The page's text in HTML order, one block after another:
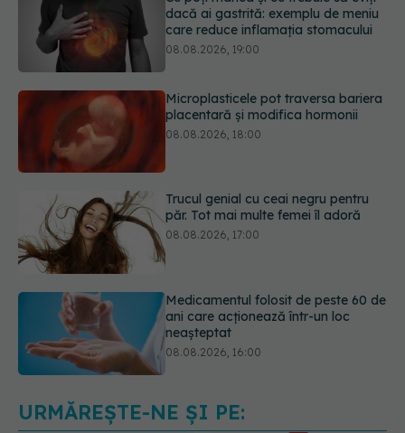
Microplasticele pot traversa bariera
placentară și modifica hormonii
Trucul genial cu ceai negru pentru
păr. Tot mai multe femei îl adoră
Medicamentul folosit de peste 60 de
ani care acționează într-un loc
Transpirații nocturne: semnul ignorat
care poate ascunde probleme
serioase de sănătate
URMĂREȘTE-NE ȘI PE: